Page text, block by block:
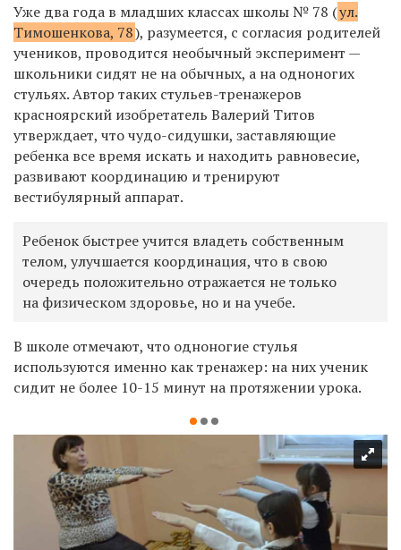
Уже два года в младших классах школы № 78 (ул.
Тимошенкова, 78), разумеется, с согласия родителей
учеников, проводится необычный эксперимент —
школьники сидят не на обычных, а на одноногих
стульях. Автор таких стульев-тренажеров
красноярский изобретатель Валерий Титов
утверждает, что чудо-сидушки, заставляющие
ребенка все время искать и находить равновесие,
развивают координацию и тренируют
вестибулярный аппарат.
Ребенок быстрее учится владеть собственным
телом, улучшается координация, что в свою
очередь положительно отражается не только
на физическом здоровье, но и на учебе.
В школе отмечают, что одноногие стулья
используются именно как тренажер: на них ученик
сидит не более 10-15 минут на протяжении урока.